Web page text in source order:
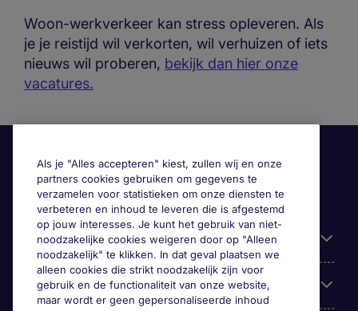
Woon-werkverkeer kan stress opleveren. Als
je je reistijd wil verkorten, wil verhuizen of iets
nieuws wil proberen, bekijk dan hier onze
vacatures.
Handige informatie
Onze expertise
Als je "Alles accepteren" kiest, zullen wij en onze
partners cookies gebruiken om gegevens te
verzamelen voor statistieken om onze diensten te
verbeteren en inhoud te leveren die is afgestemd
op jouw interesses. Je kunt het gebruik van niet-
noodzakelijke cookies weigeren door op "Alleen
noodzakelijk" te klikken. In dat geval plaatsen we
alleen cookies die strikt noodzakelijk zijn voor
gebruik en de functionaliteit van onze website,
maar wordt er geen gepersonaliseerde inhoud